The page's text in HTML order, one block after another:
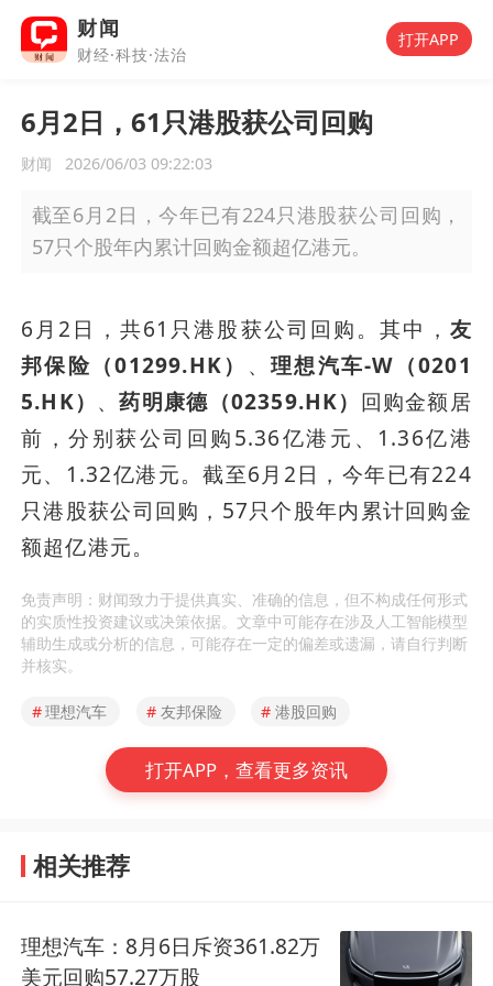
财闻
财经·科技·法治
打开APP
6月2日，61只港股获公司回购
财闻 2026/06/03 09:22:03
截至6月2日，今年已有224只港股获公司回购，
57只个股年内累计回购金额超亿港元。
6月2日，共61只港股获公司回购。其中， 友
邦保险（01299.HK） 、 理想汽车-W（0201
5.HK） 、药明康德（02359.HK） 回购金额居
前，分别获公司回购5.36亿港元、1.36亿港
元、1.32亿港元。截至6月2日，今年已有224
只港股获公司回购，57只个股年内累计回购金
额超亿港元。
免责声明：财闻致力于提供真实、准确的信息，但不构成任何形式
的实质性投资建议或决策依据。文章中可能存在涉及人工智能模型
辅助生成或分析的信息，可能存在一定的偏差或遗漏，请自行判断
并核实。
#理想汽车 # 友邦保险 # 港股回购
打开APP，查看更多资讯
相关推荐
理想汽车：8月6日斥资361.82万
美元回购57.27万股